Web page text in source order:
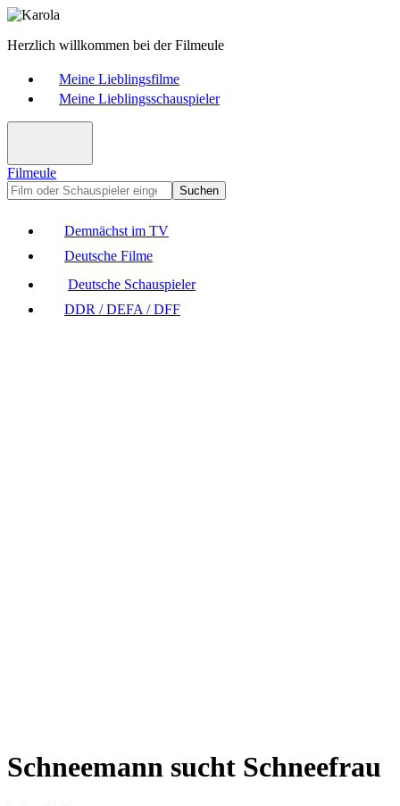
Herzlich willkommen bei der Filmeule
Meine Lieblingsfilme
Meine Lieblingsschauspieler
Filmeule
Suchen
Demnächst im TV
Deutsche Filme
Deutsche Schauspieler
DDR / DEFA / DFF
Schneemann sucht Schneefrau